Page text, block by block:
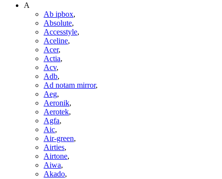
A
Ab ipbox,
Absolute,
Accesstyle,
Aceline,
Acer,
Actia,
Acv,
Adb,
Ad notam mirror,
Aeg,
Aeronik,
Aerotek,
Agfa,
Aic,
Air-green,
Airties,
Airtone,
Aiwa,
Akado,